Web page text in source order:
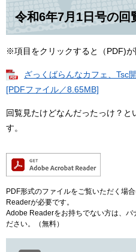
令和6年7月1日号の回
※項目をクリックすると（PDF)が
ざっくばらんなカフェ、Tsc
[PDFファイル／8.65MB]
回覧見たけどなんだったっけ？と
す。
PDF形式のファイルをご覧いただく場
Readerが必要です。
Adobe Readerをお持ちでない方は、バ
ださい。（無料）